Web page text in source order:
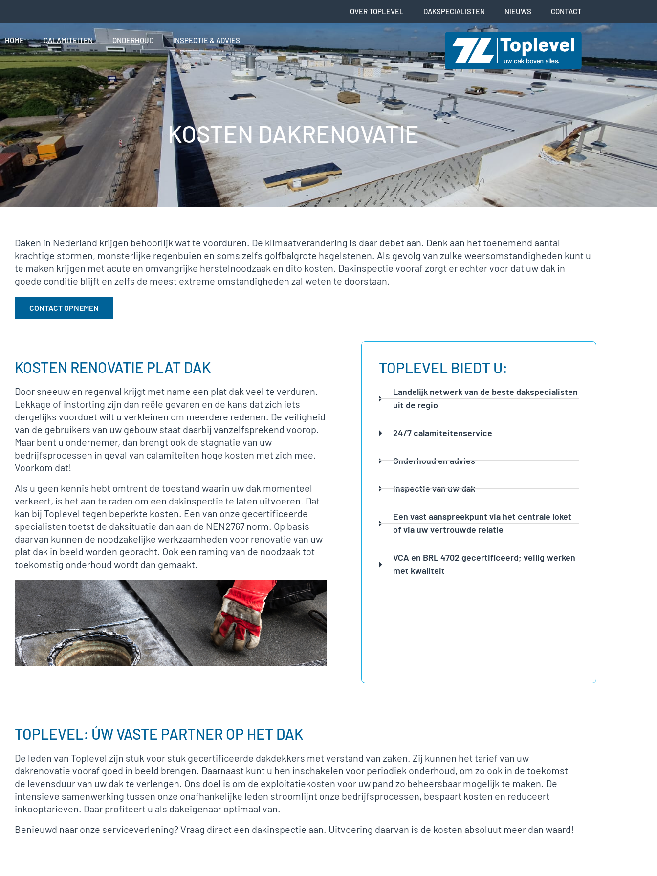
OVER TOPLEVEL DAKSPECIALISTEN NIEUWS CONTACT
HOME CALAMITEITEN ONDERHOUD INSPECTIE & ADVIES
KOSTEN DAKRENOVATIE
Daken in Nederland krijgen behoorlijk wat te voorduren. De klimaatverandering is daar debet aan. Denk aan het toenemend aantal
krachtige stormen, monsterlijke regenbuien en soms zelfs golfbalgrote hagelstenen. Als gevolg van zulke weersomstandigheden kunt u
te maken krijgen met acute en omvangrijke herstelnoodzaak en dito kosten. Dakinspectie vooraf zorgt er echter voor dat uw dak in
goede conditie blijft en zelfs de meest extreme omstandigheden zal weten te doorstaan.
CONTACT OPNEMEN
KOSTEN RENOVATIE PLAT DAK
Door sneeuw en regenval krijgt met name een plat dak veel te verduren.
Lekkage of instorting zijn dan reële gevaren en de kans dat zich iets
dergelijks voordoet wilt u verkleinen om meerdere redenen. De veiligheid
van de gebruikers van uw gebouw staat daarbij vanzelfsprekend voorop.
Maar bent u ondernemer, dan brengt ook de stagnatie van uw
bedrijfsprocessen in geval van calamiteiten hoge kosten met zich mee.
Voorkom dat!
Als u geen kennis hebt omtrent de toestand waarin uw dak momenteel
verkeert, is het aan te raden om een dakinspectie te laten uitvoeren. Dat
kan bij Toplevel tegen beperkte kosten. Een van onze gecertificeerde
specialisten toetst de daksituatie dan aan de NEN2767 norm. Op basis
daarvan kunnen de noodzakelijke werkzaamheden voor renovatie van uw
plat dak in beeld worden gebracht. Ook een raming van de noodzaak tot
toekomstig onderhoud wordt dan gemaakt.
TOPLEVEL BIEDT U:
Landelijk netwerk van de beste dakspecialisten
uit de regio
24/7 calamiteitenservice
Onderhoud en advies
Inspectie van uw dak
Een vast aanspreekpunt via het centrale loket
of via uw vertrouwde relatie
VCA en BRL 4702 gecertificeerd; veilig werken
met kwaliteit
TOPLEVEL: ÚW VASTE PARTNER OP HET DAK
De leden van Toplevel zijn stuk voor stuk gecertificeerde dakdekkers met verstand van zaken. Zij kunnen het tarief van uw
dakrenovatie vooraf goed in beeld brengen. Daarnaast kunt u hen inschakelen voor periodiek onderhoud, om zo ook in de toekomst
de levensduur van uw dak te verlengen. Ons doel is om de exploitatiekosten voor uw pand zo beheersbaar mogelijk te maken. De
intensieve samenwerking tussen onze onafhankelijke leden stroomlijnt onze bedrijfsprocessen, bespaart kosten en reduceert
inkooptarieven. Daar profiteert u als dakeigenaar optimaal van.
Benieuwd naar onze serviceverlening? Vraag direct een dakinspectie aan. Uitvoering daarvan is de kosten absoluut meer dan waard!